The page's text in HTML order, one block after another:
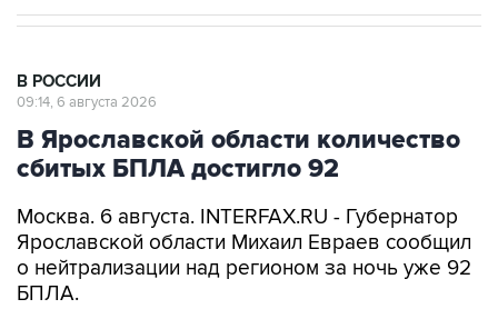
В РОССИИ
09:14, 6 августа 2026
В Ярославской области количество
сбитых БПЛА достигло 92
Москва. 6 августа. INTERFAX.RU - Губернатор
Ярославской области Михаил Евраев сообщил
о нейтрализации над регионом за ночь уже 92
БПЛА.